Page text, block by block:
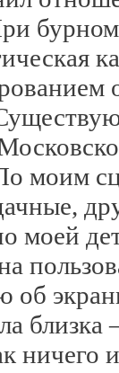
моим
моей
об
ничего